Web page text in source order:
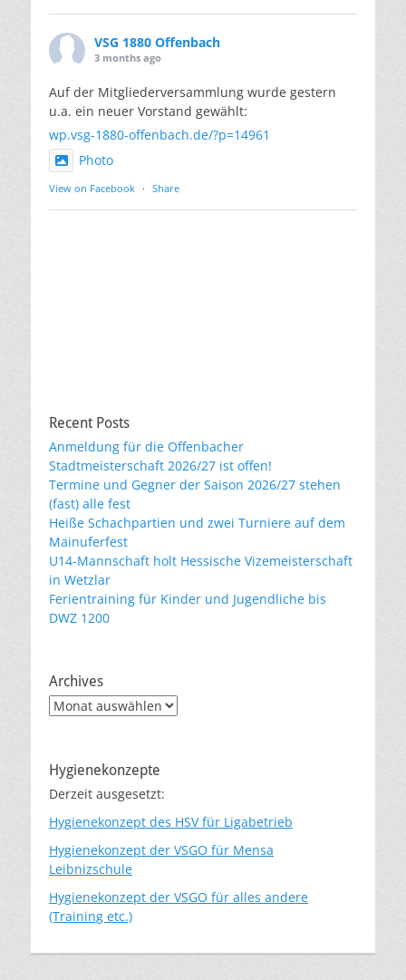
VSG 1880 Offenbach
3 months ago
Auf der Mitgliederversammlung wurde gestern
u.a. ein neuer Vorstand gewählt:
wp.vsg-1880-offenbach.de/?p=14961
Photo
View on Facebook · Share
Recent Posts
Anmeldung für die Offenbacher
Stadtmeisterschaft 2026/27 ist offen!
Termine und Gegner der Saison 2026/27 stehen
(fast) alle fest
Heiße Schachpartien und zwei Turniere auf dem
Mainuferfest
U14-Mannschaft holt Hessische Vizemeisterschaft
in Wetzlar
Ferientraining für Kinder und Jugendliche bis
DWZ 1200
Archives
Archives
Hygienekonzepte
Derzeit ausgesetzt:
Hygienekonzept des HSV für Ligabetrieb
Hygienekonzept der VSGO für Mensa
Leibnizschule
Hygienekonzept der VSGO für alles andere
(Training etc.)